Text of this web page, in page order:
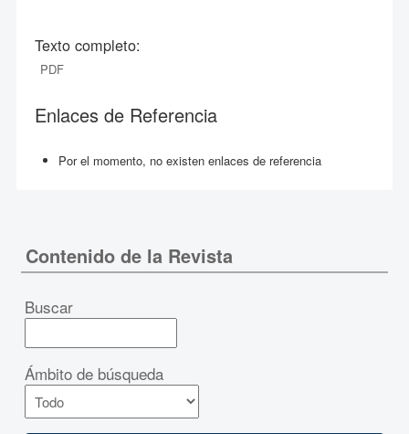
Texto completo:
PDF
Enlaces de Referencia
Por el momento, no existen enlaces de referencia
Contenido de la Revista
Buscar
Ámbito de búsqueda